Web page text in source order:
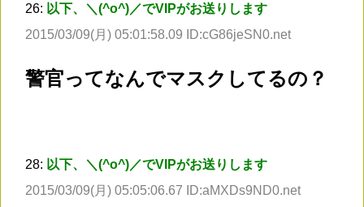
26: 以下、＼(^o^)／でVIPがお送りします
2015/03/09(月) 05:01:58.09 ID:cG86jeSN0.net
警官ってなんでマスクしてるの？
28: 以下、＼(^o^)／でVIPがお送りします
2015/03/09(月) 05:05:06.67 ID:aMXDs9ND0.net